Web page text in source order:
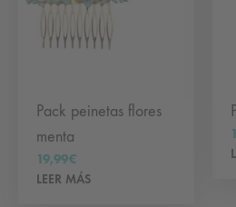
Pack peinetas flores
menta
19,99€
LEER MÁS